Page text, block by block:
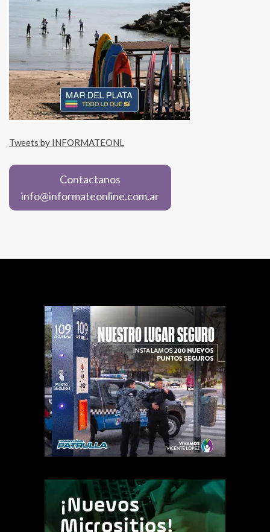
Tweets by INFORMATEONL
Contactanos
info@informateonline.com.ar